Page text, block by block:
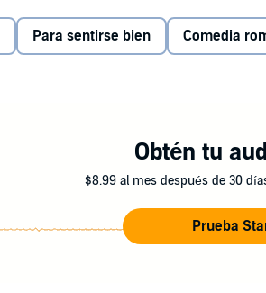
Para sentirse bien Comedia
Obtén tu
$8.99 al mes después de 30
Prueba